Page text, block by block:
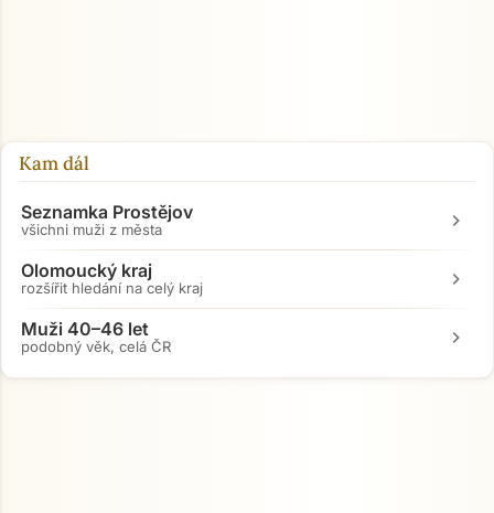
Kam dál
Seznamka Prostějov
všichni muži z města chevron_right
Olomoucký kraj
rozšířit hledání na celý kraj chevron_right
Muži 40–46 let
podobný věk, celá ČR chevron_right